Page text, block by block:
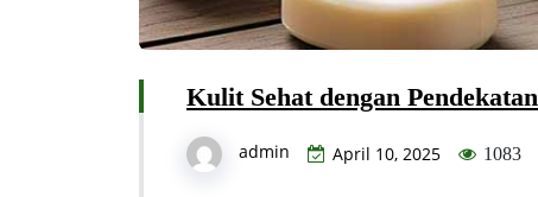
Kulit Sehat dengan
admin April 10, 2025 1083